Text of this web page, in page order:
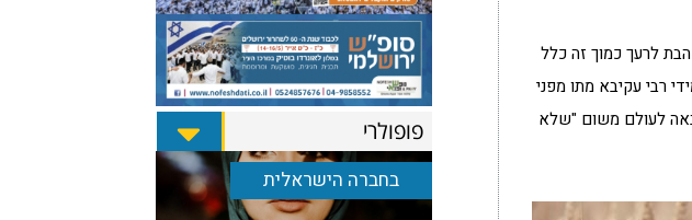
לרעך כמוך זה כלל
רבי עקיבא מתו מפני
באה לעולם משום "שלא
פופולרי
בחברה הישראלית